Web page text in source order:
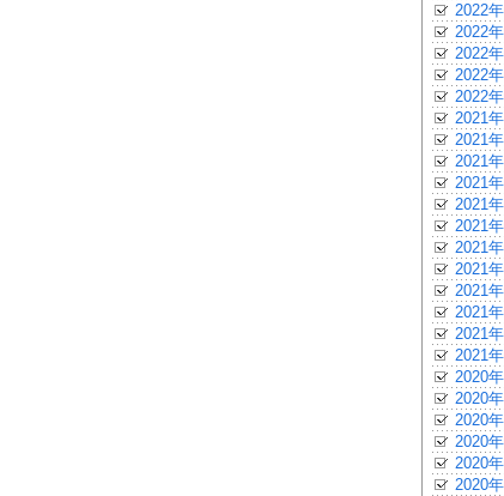
2022
2022
2022
2022
2022
2021
2021
2021
2021
2021
2021
2021
2021
2021
2021
2021
2021
2020
2020
2020
2020
2020
2020